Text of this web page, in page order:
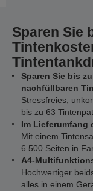
Sparen Sie
Sparen Sie bis
nachfüllbaren
Stressfreies,
bis zu 63
Im Lieferumfang
Mit einem
6.500 Seiten in
A4-
Hochwertiger
alles in einem